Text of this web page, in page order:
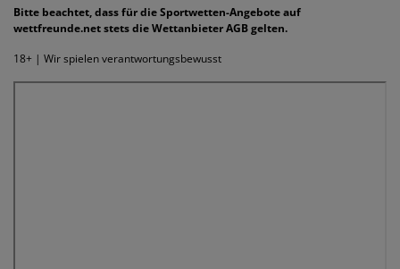
Bitte beachtet, dass für die Sportwetten-Angebote auf
wettfreunde.net stets die Wettanbieter AGB gelten.
18+ | Wir spielen verantwortungsbewusst